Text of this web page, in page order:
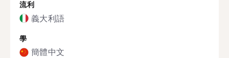
流利
義大利語
學
簡體中文